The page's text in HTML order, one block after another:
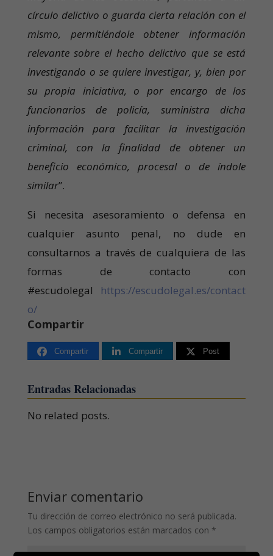
círculo delictivo o guarda cierta relación con el
mismo, permitiéndole obtener información
relevante sobre el hecho delictivo que se está
investigando o se quiere investigar, y, bien por
su propia iniciativa, o por encargo de los
funcionarios de policía, suministra dicha
información para facilitar la investigación
criminal, con la finalidad de obtener un
beneficio económico, procesal o de índole
similar”.
Si necesita asesoramiento o defensa en
cualquier asunto penal, no dude en
consultarnos a través de cualquiera de las
formas de contacto con
#escudolegal https://escudolegal.es/contact
o/
Compartir
Compartir Compartir Post
Entradas Relacionadas
No related posts.
Enviar comentario
Tu dirección de correo electrónico no será publicada.
Los campos obligatorios están marcados con *